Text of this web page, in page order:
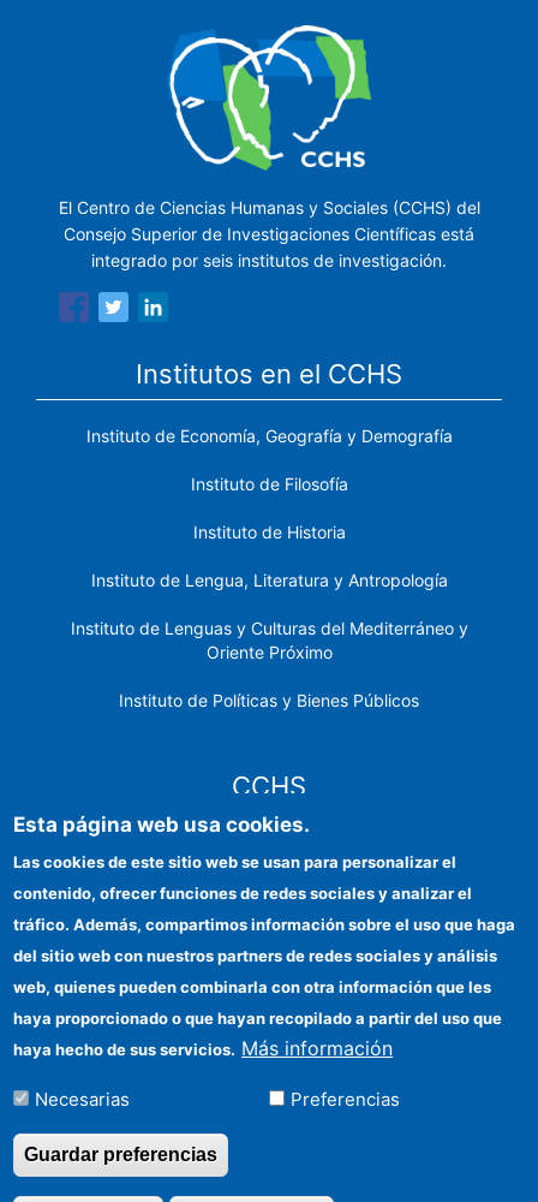
El Centro de Ciencias Humanas y Sociales (CCHS) del
Consejo Superior de Investigaciones Científicas está
integrado por seis institutos de investigación.
Institutos en el CCHS
Instituto de Economía, Geografía y Demografía
Instituto de Filosofía
Instituto de Historia
Instituto de Lengua, Literatura y Antropología
Instituto de Lenguas y Culturas del Mediterráneo y
Oriente Próximo
Instituto de Políticas y Bienes Públicos
CCHS
Identidad institucional
Ayudas FEDER
Organismos financiadores
Contacto
Cómo llegar
Esta página web usa cookies.
Las cookies de este sitio web se usan para personalizar el
contenido, ofrecer funciones de redes sociales y analizar el
tráfico. Además, compartimos información sobre el uso que haga
del sitio web con nuestros partners de redes sociales y análisis
web, quienes pueden combinarla con otra información que les
haya proporcionado o que hayan recopilado a partir del uso que
haya hecho de sus servicios. Más información
Necesarias Preferencias
Guardar preferencias